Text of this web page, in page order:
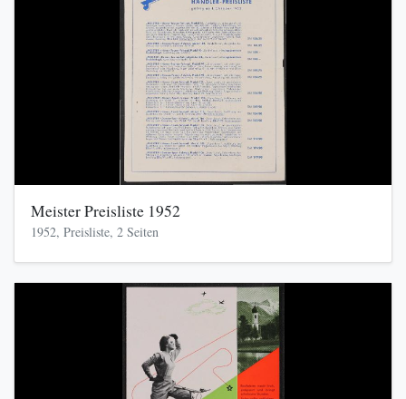
Meister Preisliste 1952
1952, Preisliste, 2 Seiten